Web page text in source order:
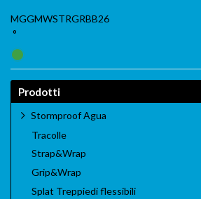
MGGMWSTRGRBB26
°
Prodotti
Stormproof Agua
Tracolle
Strap&Wrap
Grip&Wrap
Splat Treppiedi flessibili